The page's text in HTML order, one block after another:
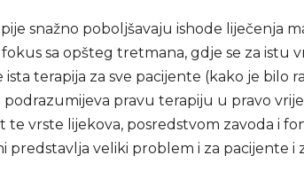
snažno poboljšavaju ishode liječenja
sa opšteg tretmana, gdje se za istu
terapija za sve pacijente (kako je bilo
pravu terapiju u pravo
te vrste lijekova, posredstvom zavoda i
predstavlja veliki problem i za pacijente i